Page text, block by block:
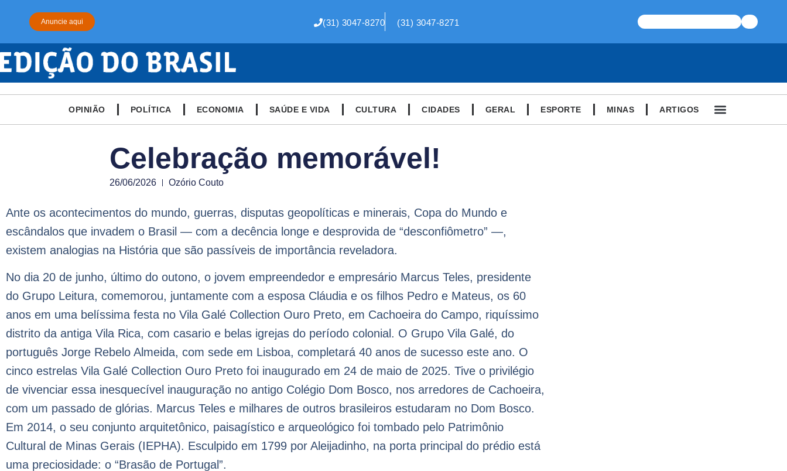
Anuncie aqui (31) 3047-8270 (31) 3047-8271
OPINIÃO POLÍTICA ECONOMIA SAÚDE E VIDA CULTURA CIDADES GERAL ESPORTE MINAS ARTIGOS
Celebração memorável!
26/06/2026 Ozório Couto
Ante os acontecimentos do mundo, guerras, disputas geopolíticas e minerais, Copa do Mundo e
escândalos que invadem o Brasil — com a decência longe e desprovida de “desconfiômetro” —,
existem analogias na História que são passíveis de importância reveladora.
No dia 20 de junho, último do outono, o jovem empreendedor e empresário Marcus Teles, presidente
do Grupo Leitura, comemorou, juntamente com a esposa Cláudia e os filhos Pedro e Mateus, os 60
anos em uma belíssima festa no Vila Galé Collection Ouro Preto, em Cachoeira do Campo, riquíssimo
distrito da antiga Vila Rica, com casario e belas igrejas do período colonial. O Grupo Vila Galé, do
português Jorge Rebelo Almeida, com sede em Lisboa, completará 40 anos de sucesso este ano. O
cinco estrelas Vila Galé Collection Ouro Preto foi inaugurado em 24 de maio de 2025. Tive o privilégio
de vivenciar essa inesquecível inauguração no antigo Colégio Dom Bosco, nos arredores de Cachoeira,
com um passado de glórias. Marcus Teles e milhares de outros brasileiros estudaram no Dom Bosco.
Em 2014, o seu conjunto arquitetônico, paisagístico e arqueológico foi tombado pelo Patrimônio
Cultural de Minas Gerais (IEPHA). Esculpido em 1799 por Aleijadinho, na porta principal do prédio está
uma preciosidade: o “Brasão de Portugal”.